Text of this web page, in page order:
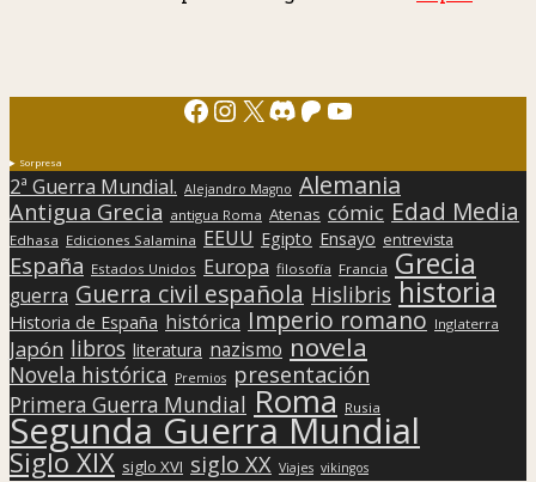
Facebook
Instagram
X Discord
Patreon
YouTube
Sorpresa
2ª Guerra Mundial. Alejandro Magno Alemania
Antigua Grecia antigua Roma Atenas cómic Edad Media
Edhasa Ediciones Salamina EEUU Egipto Ensayo entrevista
España Estados Unidos Europa filosofía Francia Grecia
guerra Guerra civil española Hislibris historia
Historia de España histórica Imperio romano Inglaterra
Japón libros literatura nazismo novela
Novela histórica Premios presentación
Primera Guerra Mundial Roma Rusia
Segunda Guerra Mundial
Siglo XIX siglo XVI siglo XX Viajes vikingos